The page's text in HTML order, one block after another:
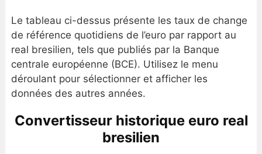
Le tableau ci-dessus présente les taux de change
de référence quotidiens de l’euro par rapport au
real bresilien, tels que publiés par la Banque
centrale européenne (BCE). Utilisez le menu
déroulant pour sélectionner et afficher les
données des autres années.
Convertisseur historique euro real
bresilien